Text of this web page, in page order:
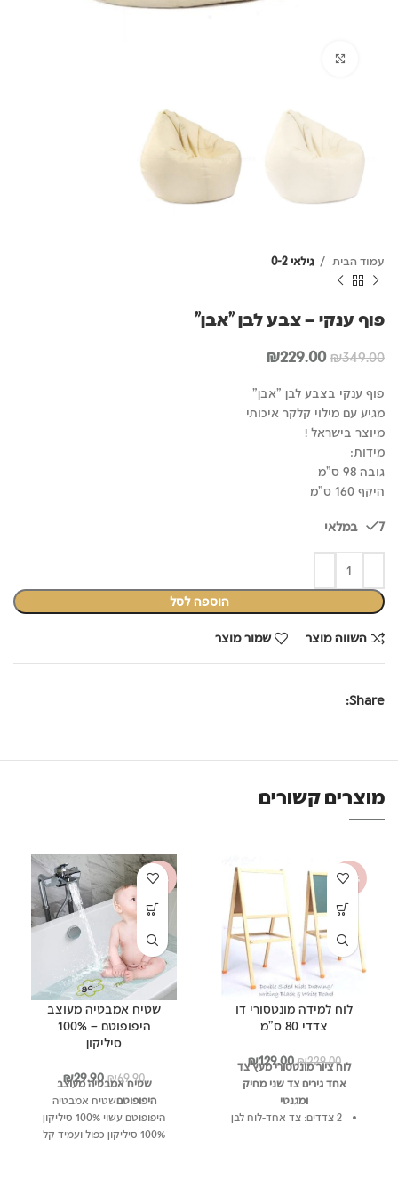
עמוד הבית גילאי 0-2
פוף ענקי – צבע לבן "אבן"
₪349.00
המחיר
היה:
₪349.00.
₪229.00
המחיר
הוא:
₪229.00.
פוף ענקי בצבע לבן "אבן"
מגיע עם מילוי קלקר איכותי
מיוצר בישראל !
מידות:
גובה 98 ס"מ
היקף 160 ס"מ
7 במלאי
הוספה לסל
השווה מוצר שמור מוצר
Share:
מוצרים קשורים
-44%
לוח למידה מונטסורי דו
צדדי 80 ס"מ
₪229.00
המחיר
המקורי
₪229.00.
₪129.00
המחיר
הוא:
₪129.00.
לוח ציור מונטסורי מעץ צד
אחד גירים צד שני מחיק
ומגנטי
2 צדדים: צד אחד-לוח לבן
-57%
שטיח אמבטיה מעוצב
היפופוטם – 100%
סיליקון
₪69.90
המחיר
המקורי
היה:
₪69.90.
₪29.90
המחיר
הוא:
₪29.90.
שטיח אמבטיה מעוצב
היפופוטםשטיח אמבטיה
היפופוטם עשוי 100% סיליקון
100% סיליקון כפול ועמיד קל